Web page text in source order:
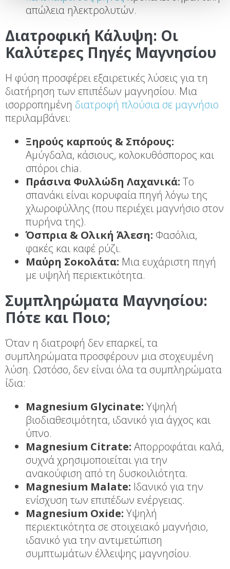
απώλεια ηλεκτρολυτών.
Διατροφική Κάλυψη: Οι
Καλύτερες Πηγές Μαγνησίου
Η φύση προσφέρει εξαιρετικές λύσεις για τη
διατήρηση των επιπέδων μαγνησίου. Μια
ισορροπημένη διατροφή πλούσια σε μαγνήσιο
περιλαμβάνει:
Ξηρούς καρπούς & Σπόρους:
Αμύγδαλα, κάσιους, κολοκυθόσπορος και
σπόροι chia.
Πράσινα Φυλλώδη Λαχανικά: Το
σπανάκι είναι κορυφαία πηγή λόγω της
χλωροφύλλης (που περιέχει μαγνήσιο στον
πυρήνα της).
Όσπρια & Ολική Άλεση: Φασόλια,
φακές και καφέ ρύζι.
Μαύρη Σοκολάτα: Μια ευχάριστη πηγή
με υψηλή περιεκτικότητα.
Συμπληρώματα Μαγνησίου:
Πότε και Ποιο;
Όταν η διατροφή δεν επαρκεί, τα
συμπληρώματα προσφέρουν μια στοχευμένη
λύση. Ωστόσο, δεν είναι όλα τα συμπληρώματα
ίδια:
Magnesium Glycinate: Υψηλή
βιοδιαθεσιμότητα, ιδανικό για άγχος και
ύπνο.
Magnesium Citrate: Απορροφάται καλά,
συχνά χρησιμοποιείται για την
ανακούφιση από τη δυσκοιλιότητα.
Magnesium Malate: Ιδανικό για την
ενίσχυση των επιπέδων ενέργειας.
Magnesium Oxide: Υψηλή
περιεκτικότητα σε στοιχειακό μαγνήσιο,
ιδανικό για την αντιμετώπιση
συμπτωμάτων έλλειψης μαγνησίου.